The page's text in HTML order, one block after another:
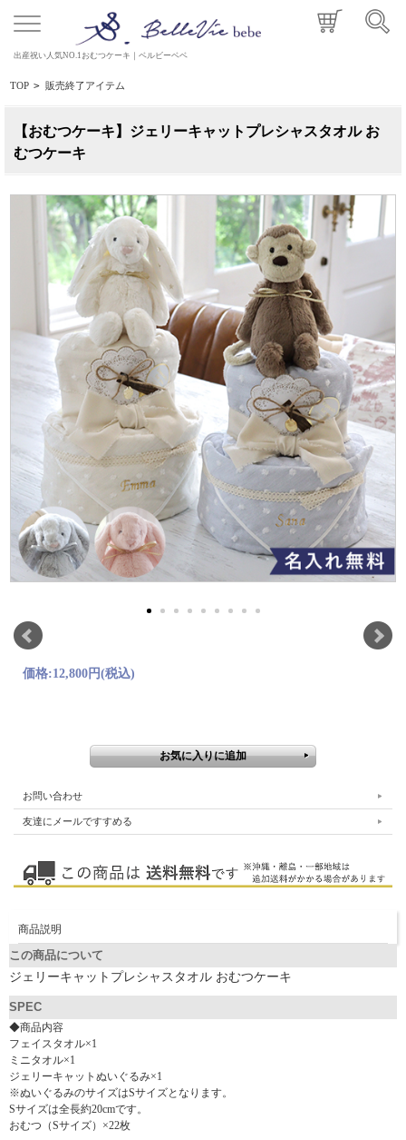
出産祝い人気NO.1おむつケーキ｜ベルビーベベ
TOP > 販売終了アイテム
【おむつケーキ】ジェリーキャットプレシャスタオル お
むつケーキ
価格:12,800円(税込)
お問い合わせ
友達にメールですすめる
商品説明
この商品について
ジェリーキャットプレシャスタオル おむつケーキ
SPEC
◆商品内容
フェイスタオル×1
ミニタオル×1
ジェリーキャットぬいぐるみ×1
※ぬいぐるみのサイズはSサイズとなります。
Sサイズは全長約20cmです。
おむつ（Sサイズ）×22枚